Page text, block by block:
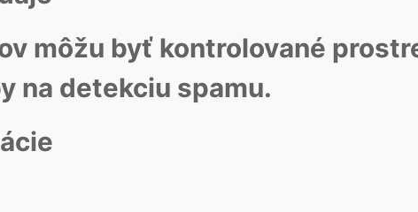
môžu byť kontrolované
na detekciu spamu.